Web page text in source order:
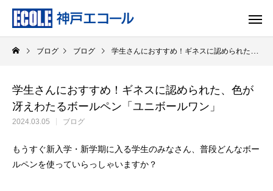
ブログ ブログ 学生さんにおすすめ！ギネスに認められた、色が冴えわたるボールペン「ユニボールワン」
学生さんにおすすめ！ギネスに認められた、色が
冴えわたるボールペン「ユニボールワン」
2024.03.05 ブログ
もうすぐ新入学・新学期に入る学生のみなさん、普段どんなボー
ルペンを使っていらっしゃいますか？